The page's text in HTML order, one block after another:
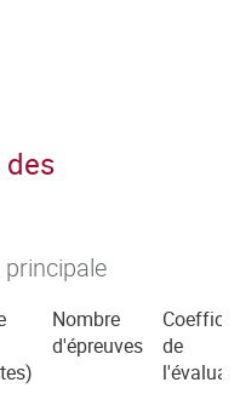
Nombre
d'épreuves
de